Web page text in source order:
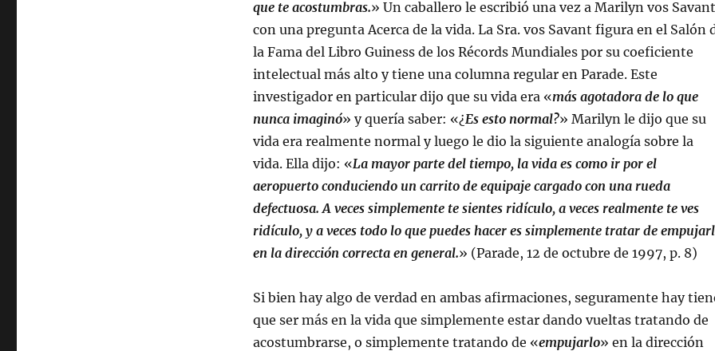
que te acostumbras.» Un caballero le escribió una vez a Marilyn vos Savant
con una pregunta Acerca de la vida. La Sra. vos Savant figura en el Salón
la Fama del Libro Guiness de los Récords Mundiales por su coeficiente
intelectual más alto y tiene una columna regular en Parade. Este
investigador en particular dijo que su vida era «más agotadora de lo que
nunca imaginó» y quería saber: «¿Es esto normal?» Marilyn le dijo que su
vida era realmente normal y luego le dio la siguiente analogía sobre la
vida. Ella dijo: «La mayor parte del tiempo, la vida es como ir por el
aeropuerto conduciendo un carrito de equipaje cargado con una rueda
defectuosa. A veces simplemente te sientes ridículo, a veces realmente te ves
ridículo, y a veces todo lo que puedes hacer es simplemente tratar de
en la dirección correcta en general.» (Parade, 12 de octubre de 1997, p. 8)
Si bien hay algo de verdad en ambas afirmaciones, seguramente hay
que ser más en la vida que simplemente estar dando vueltas tratando de
acostumbrarse, o simplemente tratando de «empujarlo» en la dirección